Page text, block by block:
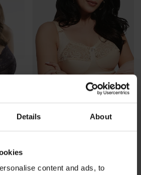
Details About
content and ads, to
Modrček Nina 583